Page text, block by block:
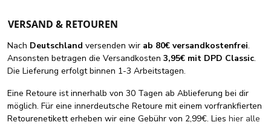
VERSAND & RETOUREN
Nach Deutschland versenden wir ab 80€ versandkostenfrei.
Ansonsten betragen die Versandkosten 3,95€ mit DPD Classic.
Die Lieferung erfolgt binnen 1-3 Arbeitstagen.
Eine Retoure ist innerhalb von 30 Tagen ab Ablieferung bei dir
möglich. Für eine innerdeutsche Retoure mit einem vorfrankfierten
Retourenetikett erheben wir eine Gebühr von 2,99€. Lies hier alle